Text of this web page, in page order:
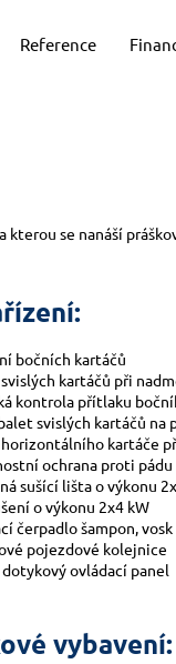
Reference
se nanáší
bočních kartáčů
kartáčů při
kontrola přítlaku
svislých kartáčů na
kartáče
ochrana proti
sušící lišta o výkonu
o výkonu 2x4 kW
čerpadlo šampon, vosk
pojezdové kolejnice
dotykový ovládací panel
vybavení: